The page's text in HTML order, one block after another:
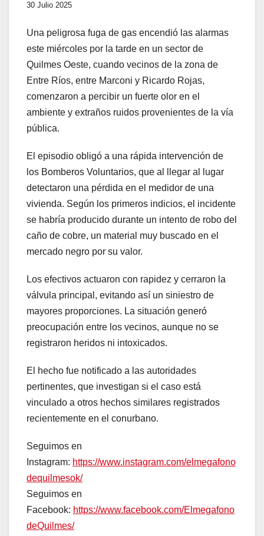
30 Julio 2025
Una peligrosa fuga de gas encendió las alarmas
este miércoles por la tarde en un sector de
Quilmes Oeste, cuando vecinos de la zona de
Entre Ríos, entre Marconi y Ricardo Rojas,
comenzaron a percibir un fuerte olor en el
ambiente y extraños ruidos provenientes de la vía
pública.
El episodio obligó a una rápida intervención de
los Bomberos Voluntarios, que al llegar al lugar
detectaron una pérdida en el medidor de una
vivienda. Según los primeros indicios, el incidente
se habría producido durante un intento de robo del
caño de cobre, un material muy buscado en el
mercado negro por su valor.
Los efectivos actuaron con rapidez y cerraron la
válvula principal, evitando así un siniestro de
mayores proporciones. La situación generó
preocupación entre los vecinos, aunque no se
registraron heridos ni intoxicados.
El hecho fue notificado a las autoridades
pertinentes, que investigan si el caso está
vinculado a otros hechos similares registrados
recientemente en el conurbano.
Seguimos en
Instagram: https://www.instagram.com/elmegafono
dequilmesok/
Seguimos en
Facebook: https://www.facebook.com/Elmegafono
deQuilmes/